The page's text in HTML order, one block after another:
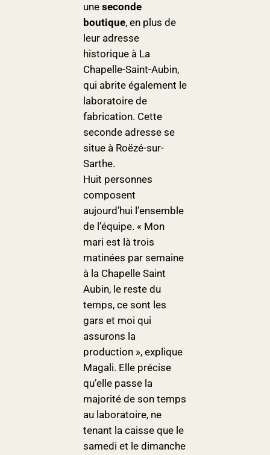
une seconde
boutique, en plus de
leur adresse
historique à La
Chapelle-Saint-Aubin,
qui abrite également le
laboratoire de
fabrication. Cette
seconde adresse se
situe à Roëzé-sur-
Sarthe.
Huit personnes
composent
aujourd’hui l’ensemble
de l’équipe. « Mon
mari est là trois
matinées par semaine
à la Chapelle Saint
Aubin, le reste du
temps, ce sont les
gars et moi qui
assurons la
production », explique
Magali. Elle précise
qu’elle passe la
majorité de son temps
au laboratoire, ne
tenant la caisse que le
samedi et le dimanche